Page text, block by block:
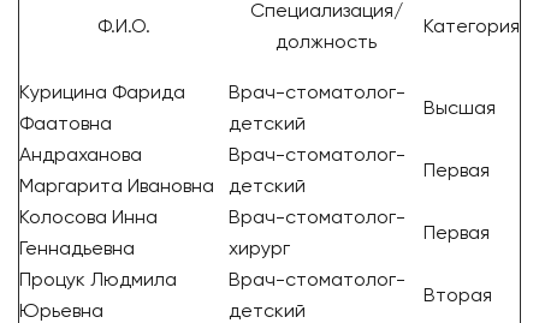
Ф.И.О.
Специализация/
должность
Категория
Курицина Фарида
Фаатовна
Врач-стоматолог-
детский
Высшая
Андраханова
Маргарита Ивановна
Врач-стоматолог-
детский
Первая
Колосова Инна
Геннадьевна
Врач-стоматолог-
хирург
Первая
Процук Людмила
Юрьевна
Врач-стоматолог-
детский
Вторая